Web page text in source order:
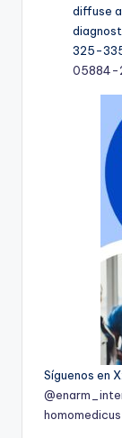
diffuse
325-
05884-
Síguenos en X:
homomedicus